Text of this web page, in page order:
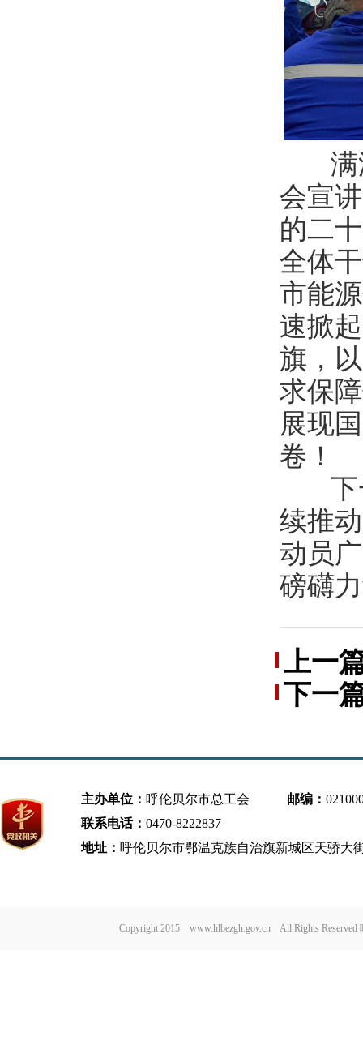
会宣
的二
全体
市能
速掀
旗，
求保
展现
卷！
续推
动员
磅礴
上一
展“喜
下一
课”宣
主办单位： 呼伦贝尔市总工会 邮编：
联系电话： 0470-8222837
地址： 呼伦贝尔市鄂温克族自治旗新城区天骄大
Copyright 2015 www.hlbezgh.gov.cn All Rights